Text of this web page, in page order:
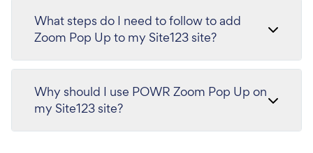
What steps do I need to follow to add
Zoom Pop Up to my Site123 site?
Why should I use POWR Zoom Pop Up on
my Site123 site?